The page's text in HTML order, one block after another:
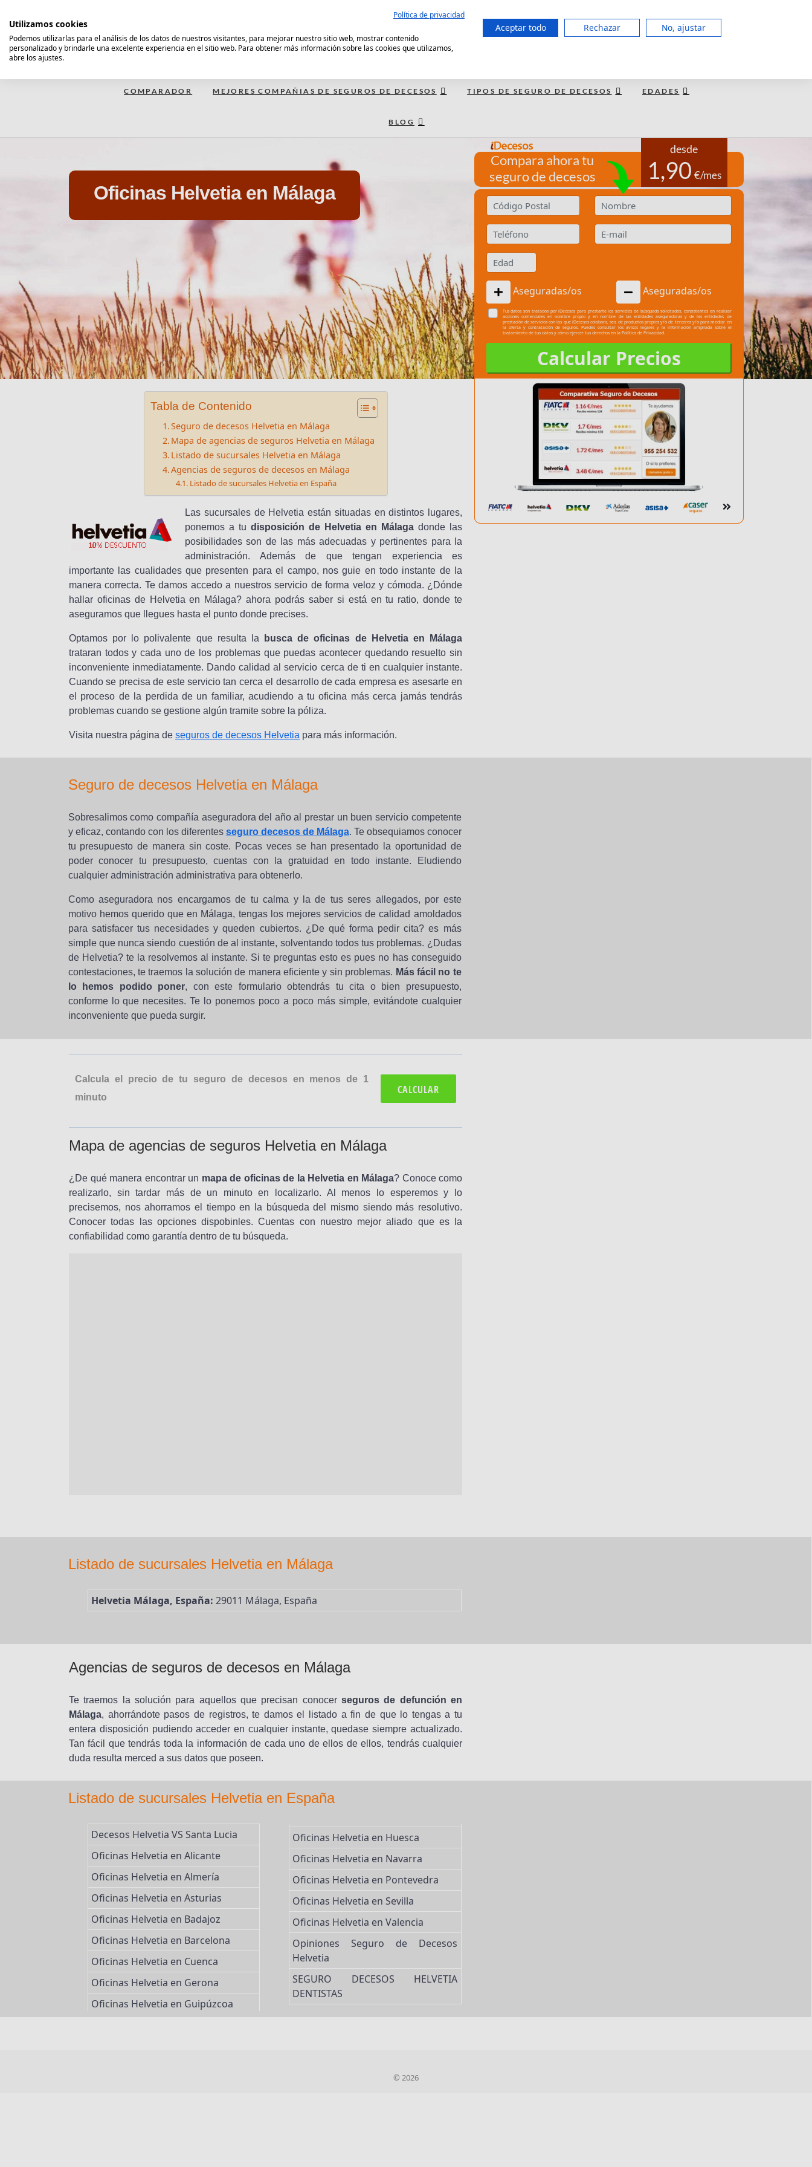
contenido
Comparador Seguro Decesos
951 127 403
LUN a JUE de 8:00 - 20:00, VIE 15:00
COMPARADOR MEJORES COMPAÑIAS DE SEGUROS DE DECESOS TIPOS DE SEGURO DE DECESOS EDADES
BLOG
Compara ahora tu
seguro de decesos
desde
1,90 €/mes
Aseguradas/os Aseguradas/os
Tus datos son tratados por iDecesos para prestarte los servicios de búsqueda solicitados, consistentes en realizar
acciones comerciales en nombre propio y en nombre de las entidades aseguradoras y de las entidades de
prestación de servicios con las que iDecesos colabora, sea de productos propios y/o de terceros y/o para mediar en
la oferta y contratación de seguros. Puedes consultar los avisos legalesy la información ampliada sobre el
tratamiento de tus datos y cómo ejercer tus derechos en la Política de Privacidad.
Calcular Precios
Oficinas Helvetia en Málaga
Tabla de Contenido
Seguro de decesos Helvetia en Málaga
Mapa de agencias de seguros Helvetia en Málaga
Listado de sucursales Helvetia en Málaga
Agencias de seguros de decesos en Málaga
Listado de sucursales Helvetia en España
Las sucursales de Helvetia están situadas en distintos lugares,
ponemos a tu disposición de Helvetia en Málaga donde las
posibilidades son de las más adecuadas y pertinentes para la
administración. Además de que tengan experiencia es
importante las cualidades que presenten para el campo, nos guie en todo instante de la
manera correcta. Te damos accedo a nuestros servicio de forma veloz y cómoda. ¿Dónde
hallar oficinas de Helvetia en Málaga? ahora podrás saber si está en tu ratio, donde te
aseguramos que llegues hasta el punto donde precises.
Optamos por lo polivalente que resulta la
busca de oficinas de Helvetia en Málaga
trataran todos y cada uno de los problemas que puedas acontecer quedando resuelto sin
inconveniente inmediatamente. Dando calidad al servicio cerca de ti en cualquier instante.
Cuando se precisa de este servicio tan cerca el desarrollo de cada empresa es asesarte en
el proceso de la perdida de un familiar, acudiendo a tu oficina más cerca jamás tendrás
problemas cuando se gestione algún tramite sobre la póliza.
Visita nuestra página de seguros de decesos Helvetia para más información.
Seguro de decesos Helvetia en Málaga
Sobresalimos como compañía aseguradora del año al prestar un buen servicio competente
y eficaz, contando con los diferentes seguro decesos de Málaga. Te obsequiamos conocer
tu presupuesto de manera sin coste. Pocas veces se han presentado la oportunidad de
poder conocer tu presupuesto, cuentas con la gratuidad en todo instante. Eludiendo
cualquier administración administrativa para obtenerlo.
Como aseguradora nos encargamos de tu calma y la de tus seres allegados, por este
motivo hemos querido que en Málaga, tengas los mejores servicios de calidad amoldados
para satisfacer tus necesidades y queden cubiertos. ¿De qué forma pedir cita? es más
simple que nunca siendo cuestión de al instante, solventando todos tus problemas. ¿Dudas
de Helvetia? te la resolvemos al instante. Si te preguntas esto es pues no has conseguido
contestaciones, te traemos la solución de manera eficiente y sin problemas. Más fácil no te
lo hemos podido poner, con este formulario obtendrás tu cita o bien presupuesto,
conforme lo que necesites. Te lo ponemos poco a poco más simple, evitándote cualquier
inconveniente que pueda surgir.
Calcula el precio de tu seguro de decesos en menos de 1
minuto
CALCULAR
Mapa de agencias de seguros Helvetia en Málaga
¿De qué manera encontrar un mapa de oficinas de la Helvetia en Málaga? Conoce como
realizarlo, sin tardar más de un minuto en localizarlo. Al menos lo esperemos y lo
precisemos, nos ahorramos el tiempo en la búsqueda del mismo siendo más resolutivo.
Conocer todas las opciones dispobinles. Cuentas con nuestro mejor aliado que es la
confiabilidad como garantía dentro de tu búsqueda.
Listado de sucursales Helvetia en Málaga
Helvetia Málaga, España: 29011 Málaga, España
Agencias de seguros de decesos en Málaga
Te traemos la solución para aquellos que precisan conocer seguros de defunción en
Málaga, ahorrándote pasos de registros, te damos el listado a fin de que lo tengas a tu
entera disposición pudiendo acceder en cualquier instante, quedase siempre actualizado.
Tan fácil que tendrás toda la información de cada uno de ellos de ellos, tendrás cualquier
duda resulta merced a sus datos que poseen.
Listado de sucursales Helvetia en España
Decesos Helvetia VS Santa Lucia
Oficinas Helvetia en Alicante
Oficinas Helvetia en Almería
Oficinas Helvetia en Asturias
Oficinas Helvetia en Badajoz
Oficinas Helvetia en Barcelona
Oficinas Helvetia en Cuenca
Oficinas Helvetia en Gerona
Oficinas Helvetia en Guipúzcoa
Oficinas Helvetia en Huesca
Oficinas Helvetia en Navarra
Oficinas Helvetia en Pontevedra
Oficinas Helvetia en Sevilla
Oficinas Helvetia en Valencia
Opiniones Seguro de Decesos
Helvetia
SEGURO DECESOS HELVETIA
DENTISTAS
© 2026
Política de privacidad
Utilizamos cookies
Podemos utilizarlas para el análisis de los datos de nuestros visitantes, para mejorar nuestro sitio web, mostrar contenido
personalizado y brindarle una excelente experiencia en el sitio web. Para obtener más información sobre las cookies que utilizamos,
abre los ajustes.
Aceptar todo Rechazar No, ajustar